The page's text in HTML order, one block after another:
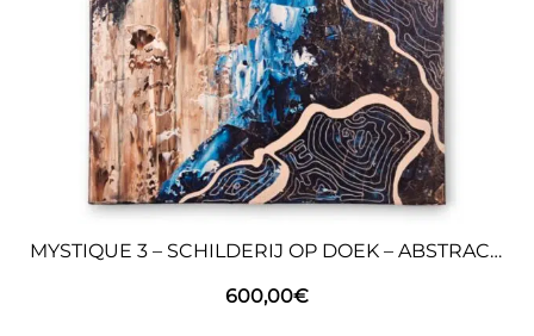
MYSTIQUE 3 – SCHILDERIJ OP DOEK – ABSTRACTE KUNST
600,00€